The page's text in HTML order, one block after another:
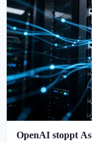
OpenAI stoppt